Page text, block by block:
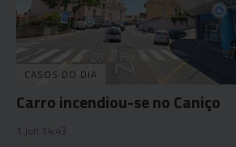
CASOS DO DIA
Carro incendiou-se no Caniço
1 Jun 14:43